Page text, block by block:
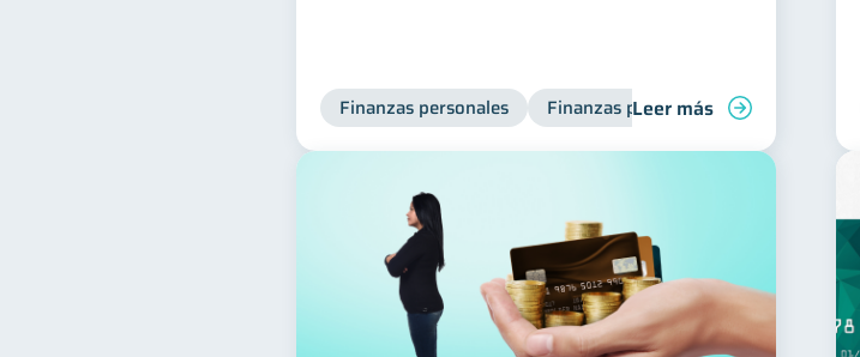
Finanzas personales Finanzas para mujeres
Leer más